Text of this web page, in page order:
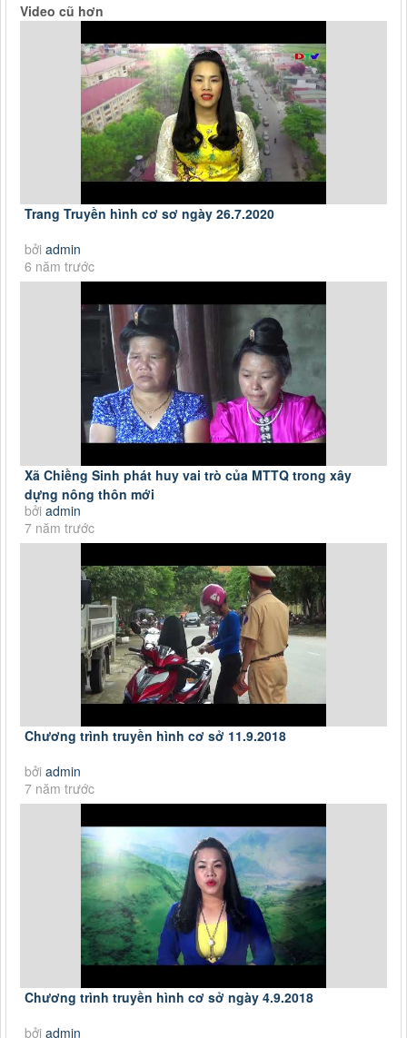
Video cũ hơn
Trang Truyền hình cơ sơ ngày 26.7.2020
bởi admin
6 năm trước
Xã Chiềng Sinh phát huy vai trò của MTTQ trong xây
dựng nông thôn mới
bởi admin
7 năm trước
Chương trình truyền hình cơ sở 11.9.2018
bởi admin
7 năm trước
Chương trình truyền hình cơ sở ngày 4.9.2018
bởi admin